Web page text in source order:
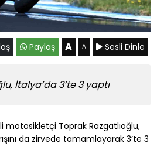
Paylaş A A Sesli Dinle
İtalya’da 3’te 3 yaptı
motosikletçi Toprak Razgatlıoğlu,
da zirvede tamamlayarak 3’te 3